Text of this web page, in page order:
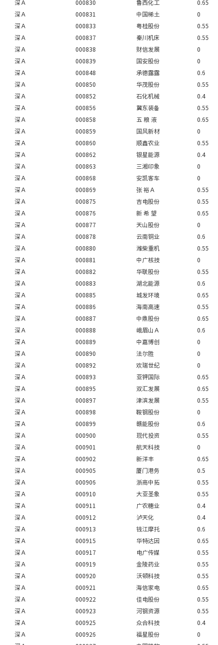
深Ａ 000830 鲁西化工
0.65
深Ａ
000831 中国稀土
0
深Ａ
000833 粤桂股份
0.55
深Ａ
000837 秦川机床
0.55
深Ａ
000838 财信发展
0
深Ａ
000839 国安股份
0
深Ａ
000848 承德露露
0.6
深Ａ
000850 华茂股份
0.55
深Ａ
000852 石化机械
0.4
深Ａ
000856 冀东装备
0.55
深Ａ
000858 五 粮 液
0.65
深Ａ
000859 国风新材
0
深Ａ
000860 顺鑫农业
0.55
深Ａ
000862 银星能源
0.4
深Ａ
000863 三湘印象
0
深Ａ
000868 安凯客车
0
深Ａ
000869 张 裕Ａ
0.55
深Ａ
000875 吉电股份
0.55
深Ａ
000876 新 希 望
0.65
深Ａ
000877 天山股份
0
深Ａ
000878 云南铜业
0.6
深Ａ
000880 潍柴重机
0.55
深Ａ
000881 中广核技
0
深Ａ
000882 华联股份
0.55
深Ａ
000883 湖北能源
0.6
深Ａ
000885 城发环境
0.65
深Ａ
000886 海南高速
0.55
深Ａ
000887 中鼎股份
0.65
深Ａ
000888 峨眉山Ａ
0.6
深Ａ
000889 中嘉博创
0
深Ａ
000890 法尔胜
0
深Ａ
000892 欢瑞世纪
0
深Ａ
000893 亚钾国际
0.65
深Ａ
000895 双汇发展
0.65
深Ａ
000897 津滨发展
0.55
深Ａ
000898 鞍钢股份
0
深Ａ
000899 赣能股份
0.6
深Ａ
000900 现代投资
0.55
深Ａ
000901 航天科技
0
深Ａ
000902 新洋丰
0.65
深Ａ
000905 厦门港务
0.5
深Ａ
000906 浙商中拓
0.55
深Ａ
000910 大亚圣象
0.55
深Ａ
000911 广农糖业
0.4
深Ａ
000912 泸天化
0.4
深Ａ
000913 钱江摩托
0.6
深Ａ
000915 华特达因
0.65
深Ａ
000917 电广传媒
0.55
深Ａ
000919 金陵药业
0.55
深Ａ
000920 沃顿科技
0.55
深Ａ
000921 海信家电
0.65
深Ａ
000922 佳电股份
0.55
深Ａ
000923 河钢资源
0.55
深Ａ
000925 众合科技
0.4
深Ａ
000926 福星股份
0